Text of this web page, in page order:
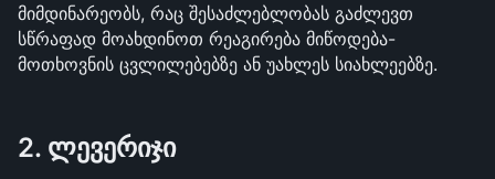
მიმდინარეობს, რაც შესაძლებლობას გაძლევთ
სწრაფად მოახდინოთ რეაგირება მიწოდება-
მოთხოვნის ცვლილებებზე ან უახლეს სიახლეებზე.
2. ლევერიჯი